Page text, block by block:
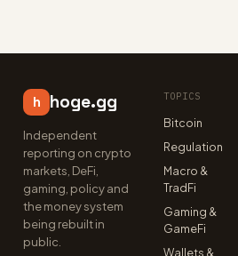
h hoge.gg
Independent
reporting on crypto
markets, DeFi,
gaming, policy and
the money system
being rebuilt in
public.
TOPICS
Bitcoin
Regulation
Macro &
TradFi
Gaming &
GameFi
Wallets &